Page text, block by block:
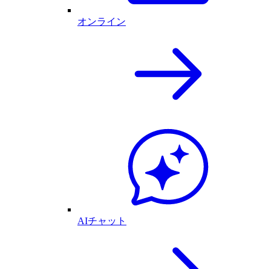
オンライン
AIチャット